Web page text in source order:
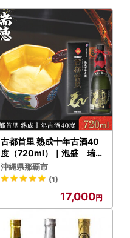
古都首里 熟成十年古酒40
度（720ml）｜泡盛 瑞
穂 人気 酒
沖縄県那覇市
(1)
17,000